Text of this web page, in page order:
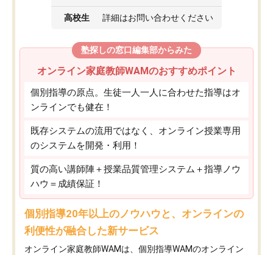
高校生 詳細はお問い合わせください
塾探しの窓口編集部からみた
オンライン家庭教師WAMのおすすめポイント
個別指導の原点。生徒一人一人に合わせた指導はオ
ンラインでも健在！
既存システムの流用ではなく、オンライン授業専用
のシステムを開発・利用！
質の高い講師陣＋授業品質管理システム＋指導ノウ
ハウ＝成績保証！
個別指導20年以上のノウハウと、オンラインの
利便性が融合した新サービス
オンライン家庭教師WAMは、個別指導WAMのオンライン